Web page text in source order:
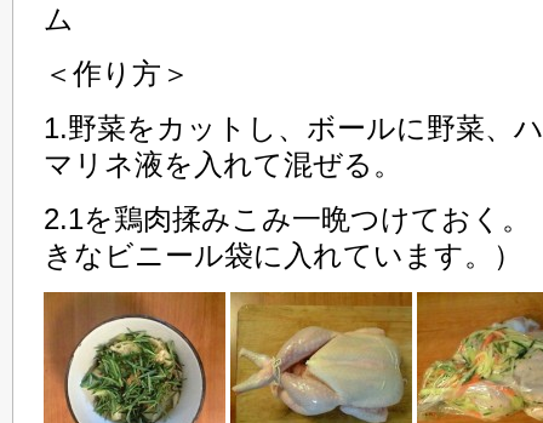
ム
＜作り方＞
1.野菜をカットし、ボールに野菜、
マリネ液を入れて混ぜる。
2.1を鶏肉揉みこみ一晩つけておく。
きなビニール袋に入れています。）